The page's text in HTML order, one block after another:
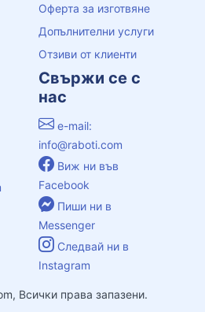
Оферта за изготвяне
Допълнителни услуги
Отзиви от клиенти
Свържи се с
нас
e-mail:
info@raboti.com
Виж ни във
Facebook
Пиши ни в
Messenger
Следвай ни в
Instagram
Всички права запазени.